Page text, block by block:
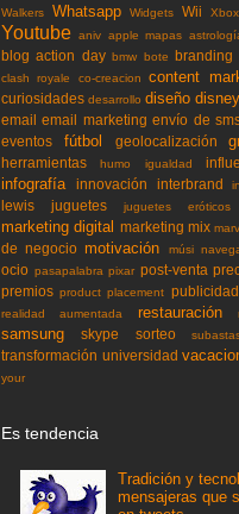
Walkers Whatsapp Widgets Wii Xbox
Youtube aniv apple mapas
blog action day bmw bote branding
clash royale co-creacion content
curiosidades desarrollo diseño disney
email email marketing envío de
eventos
fútbol geolocalización
herramientas humo igualdad
infografía
innovación interbrand
lewis
juguetes juguetes eróticos
marketing digital marketing mix
de negocio motivación músi
ocio pasapalabra pixar post-venta
premios product placement
realidad aumentada
restauración
samsung skype sorteo
transformación universidad
your
Es tendencia
Tradición y
mensajeras que